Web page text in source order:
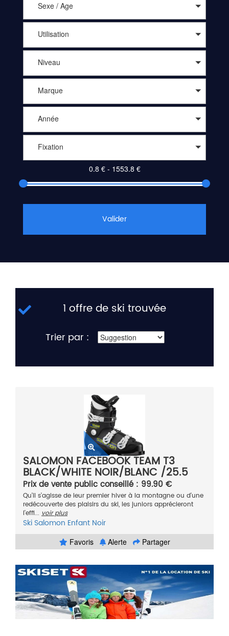
Sexe / Age
Utilisation
Niveau
Marque
Année
Fixation
Valider
1 offre de ski trouvée
Trier par :
SALOMON FACEBOOK TEAM T3
BLACK/WHITE NOIR/BLANC /25.5
2021
Prix de vente public conseillé : 99.90 €
Qu'il s'agisse de leur premier hiver à la montagne ou d'une
redécouverte des plaisirs du ski, les juniors apprécieront
l'effi... voir plus
Ski Salomon Enfant Noir
Favoris Alerte Partager